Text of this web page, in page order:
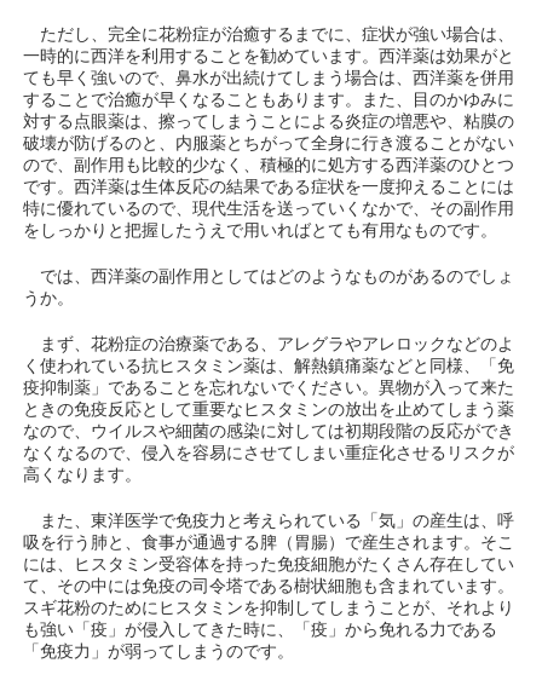
ただし、完全に花粉症が治癒するまでに、症状が強い場合は、
一時的に西洋を利用することを勧めています。西洋薬は効果がと
ても早く強いので、鼻水が出続けてしまう場合は、西洋薬を併用
することで治癒が早くなることもあります。また、目のかゆみに
対する点眼薬は、擦ってしまうことによる炎症の増悪や、粘膜の
破壊が防げるのと、内服薬とちがって全身に行き渡ることがない
ので、副作用も比較的少なく、積極的に処方する西洋薬のひとつ
です。西洋薬は生体反応の結果である症状を一度抑えることには
特に優れているので、現代生活を送っていくなかで、その副作用
をしっかりと把握したうえで用いればとても有用なものです。
では、西洋薬の副作用としてはどのようなものがあるのでしょ
うか。
まず、花粉症の治療薬である、アレグラやアレロックなどのよ
く使われている抗ヒスタミン薬は、解熱鎮痛薬などと同様、「免
疫抑制薬」であることを忘れないでください。異物が入って来た
ときの免疫反応として重要なヒスタミンの放出を止めてしまう薬
なので、ウイルスや細菌の感染に対しては初期段階の反応ができ
なくなるので、侵入を容易にさせてしまい重症化させるリスクが
高くなります。
また、東洋医学で免疫力と考えられている「気」の産生は、呼
吸を行う肺と、食事が通過する脾（胃腸）で産生されます。そこ
には、ヒスタミン受容体を持った免疫細胞がたくさん存在してい
て、その中には免疫の司令塔である樹状細胞も含まれています。
スギ花粉のためにヒスタミンを抑制してしまうことが、それより
も強い「疫」が侵入してきた時に、「疫」から免れる力である
「免疫力」が弱ってしまうのです。